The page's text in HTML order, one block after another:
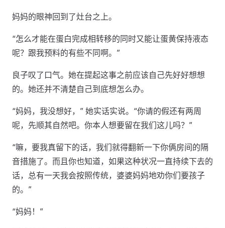
妈妈的眼神回到了灶台之上。
“怎么才能在蛋白完成相转移的同时又能让蛋黄保持液态
呢？跟我预料的有些不同啊。”
良子叹了口气。她在提起这事之前应该自己先好好想想
的。她还并不清楚自己到底想怎么办。
“妈妈，我没想好，” 她实话实说。“你请的假还有两周
呢，先顺其自然吧。你本人想要留在我们这儿吗？”
“嘛，要我真留下的话，我们就得翻新一下你俩房间的隔
音措施了。而且你也知道，如果这种状况一直持续下去的
话，总有一天我会按照传统，婆婆妈妈地劝你们要孩子
的。”
“妈妈！”